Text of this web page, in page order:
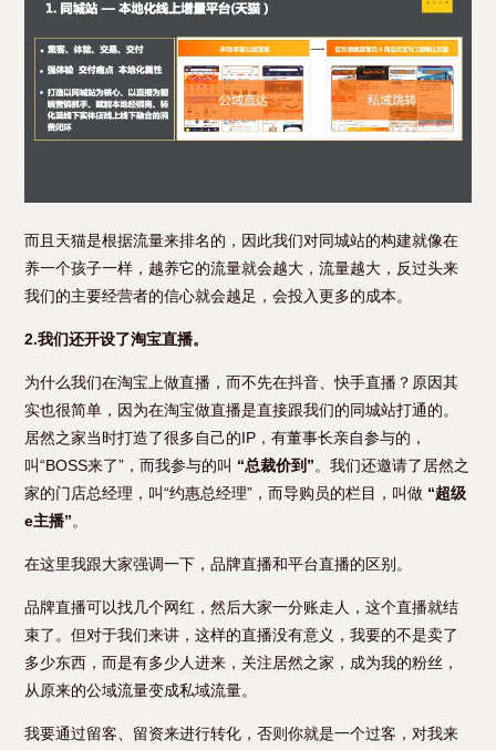
而且天猫是根据流量来排名的，因此我们对同城站的构建就像在
养一个孩子一样，越养它的流量就会越大，流量越大，反过头来
我们的主要经营者的信心就会越足，会投入更多的成本。
2.我们还开设了淘宝直播。
为什么我们在淘宝上做直播，而不先在抖音、快手直播？原因其
实也很简单，因为在淘宝做直播是直接跟我们的同城站打通的。
居然之家当时打造了很多自己的IP，有董事长亲自参与的，
叫“BOSS来了”，而我参与的叫 “总裁价到”。我们还邀请了居然之
家的门店总经理，叫“约惠总经理”，而导购员的栏目，叫做 “超级
e主播”。
在这里我跟大家强调一下，品牌直播和平台直播的区别。
品牌直播可以找几个网红，然后大家一分账走人，这个直播就结
束了。但对于我们来讲，这样的直播没有意义，我要的不是卖了
多少东西，而是有多少人进来，关注居然之家，成为我的粉丝，
从原来的公域流量变成私域流量。
我要通过留客、留资来进行转化，否则你就是一个过客，对我来